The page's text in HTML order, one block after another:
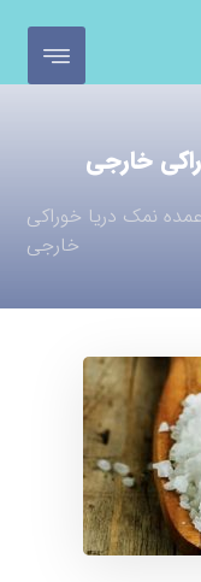
خارجی
نمک دریا خوراکی
خارجی